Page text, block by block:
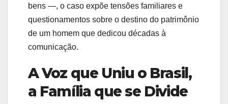
bens —, o caso expõe tensões familiares e
questionamentos sobre o destino do patrimônio
de um homem que dedicou décadas à
comunicação.
A Voz que Uniu o Brasil,
a Família que se Divide